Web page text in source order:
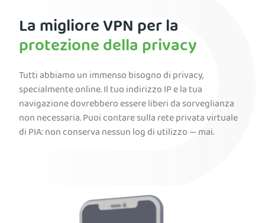
La migliore VPN per la
protezione della privacy
Tutti abbiamo un immenso bisogno di privacy,
specialmente online. Il tuo indirizzo IP e la tua
navigazione dovrebbero essere liberi da sorveglianza
non necessaria. Puoi contare sulla rete privata virtuale
di PIA: non conserva nessun log di utilizzo — mai.